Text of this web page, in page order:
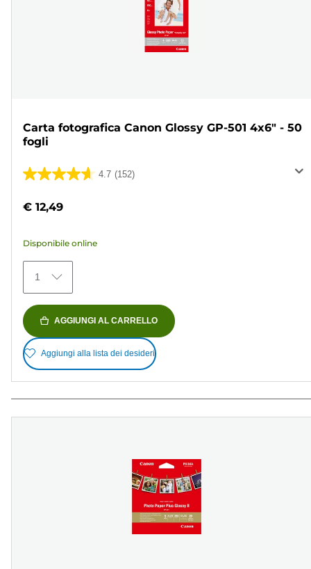
Carta fotografica Canon Glossy GP-501 4x6" - 50
fogli
4.7 (152)
4.7
5
152
recensioni
€ 12,49
Disponibile online
1
AGGIUNGI AL CARRELLO
Aggiungi alla lista dei desideri